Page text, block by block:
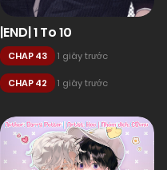
|END| 1 To 10
CHAP 43 1 giây trước
CHAP 42 1 giây trước